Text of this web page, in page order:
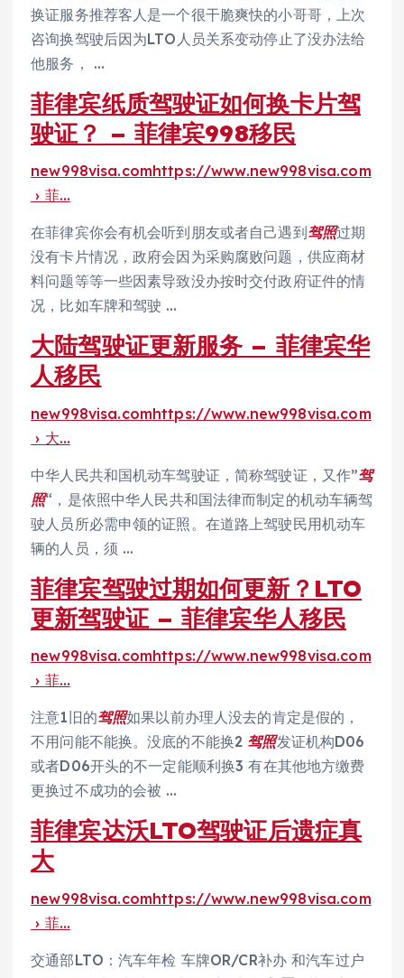
换证服务推荐客人是一个很干脆爽快的小哥哥，上次
咨询换驾驶后因为LTO人员关系变动停止了没办法给
他服务， …
菲律宾纸质驾驶证如何换卡片驾
驶证？ – 菲律宾998移民
new998visa.comhttps://www.new998visa.com
› 菲…
在菲律宾你会有机会听到朋友或者自己遇到驾照过期
没有卡片情况，政府会因为采购腐败问题，供应商材
料问题等等一些因素导致没办按时交付政府证件的情
况，比如车牌和驾驶 …
大陆驾驶证更新服务 – 菲律宾华
人移民
new998visa.comhttps://www.new998visa.com
› 大…
中华人民共和国机动车驾驶证，简称驾驶证，又作”驾
照“，是依照中华人民共和国法律而制定的机动车辆驾
驶人员所必需申领的证照。在道路上驾驶民用机动车
辆的人员，须 …
菲律宾驾驶过期如何更新？LTO
更新驾驶证 – 菲律宾华人移民
new998visa.comhttps://www.new998visa.com
› 菲…
注意1旧的驾照如果以前办理人没去的肯定是假的，
不用问能不能换。没底的不能换2 驾照发证机构D06
或者D06开头的不一定能顺利换3 有在其他地方缴费
更换过不成功的会被 …
菲律宾达沃LTO驾驶证后遗症真
大
new998visa.comhttps://www.new998visa.com
› 菲…
交通部LTO：汽车年检 车牌OR/CR补办 和汽车过户